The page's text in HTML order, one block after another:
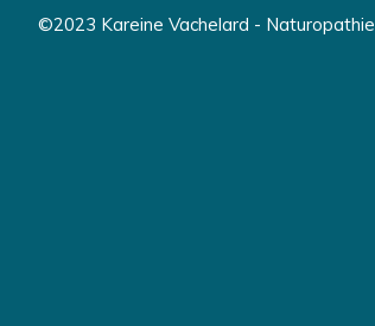
©2023 Kareine Vachelard - Naturopathie